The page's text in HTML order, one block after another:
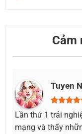
Cảm
Tuyen
Lần thứ 1 trải
mạng và thấy